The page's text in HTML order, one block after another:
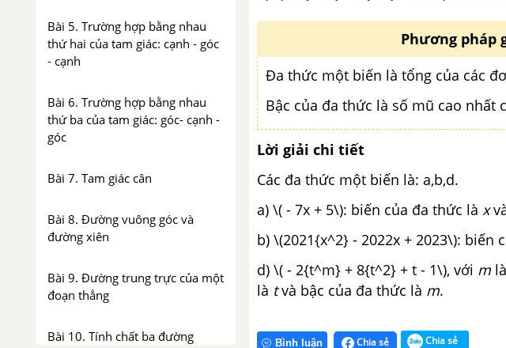
Bài 5. Trường hợp bằng nhau
thứ hai của tam giác: cạnh - góc
- cạnh
Bài 6. Trường hợp bằng nhau
thứ ba của tam giác: góc- cạnh -
góc
Bài 7. Tam giác cân
Bài 8. Đường vuông góc và
đường xiên
Bài 9. Đường trung trực của một
đoạn thẳng
Bài 10. Tính chất ba đường
Phương pháp
Đa thức một biến là tổng của các
Bậc của đa thức là số mũ cao nhất
Lời giải chi tiết
Các đa thức một biến là: a,b,d.
a) \( - 7x + 5\): biến của đa thức là x
b) \(2021{x^2} - 2022x + 2023\): biến
d) \( - 2{t^m} + 8{t^2} + t - 1\), với m
là tvà bậc của đa thức là m.
Bình luận Chia sẻ Chia sẻ